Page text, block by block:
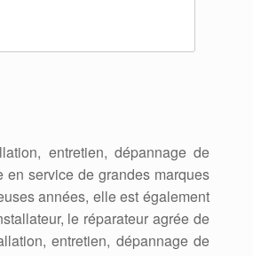
entretien, dépannage de
service de grandes marques
années, elle est également
le réparateur agrée de
entretien, dépannage de